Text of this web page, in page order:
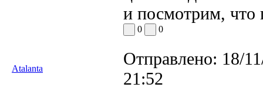
и посмотрим, что
0 0
Atalanta
Отправлено: 18/
21:52